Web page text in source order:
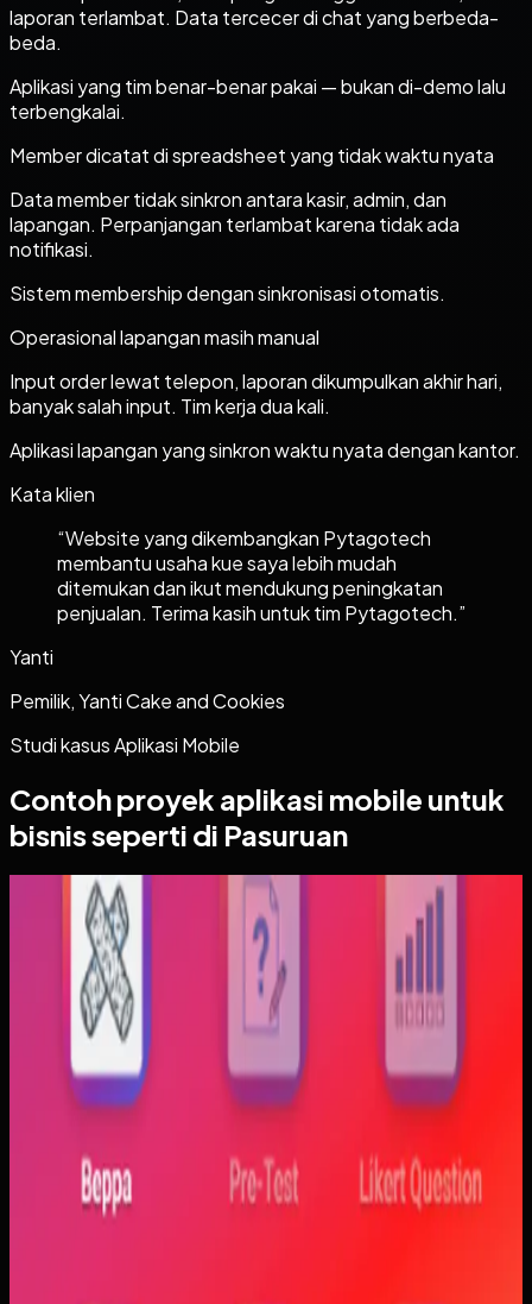
laporan terlambat. Data tercecer di chat yang berbeda-
beda.
Aplikasi yang tim benar-benar pakai — bukan di-demo lalu
terbengkalai.
Member dicatat di spreadsheet yang tidak waktu nyata
Data member tidak sinkron antara kasir, admin, dan
lapangan. Perpanjangan terlambat karena tidak ada
notifikasi.
Sistem membership dengan sinkronisasi otomatis.
Operasional lapangan masih manual
Input order lewat telepon, laporan dikumpulkan akhir hari,
banyak salah input. Tim kerja dua kali.
Aplikasi lapangan yang sinkron waktu nyata dengan kantor.
Kata klien
“Website yang dikembangkan Pytagotech
membantu usaha kue saya lebih mudah
ditemukan dan ikut mendukung peningkatan
penjualan. Terima kasih untuk tim Pytagotech.”
Yanti
Pemilik, Yanti Cake and Cookies
Studi kasusAplikasi Mobile
Contoh proyek aplikasi mobile untuk
bisnis seperti di Pasuruan
Aplikasi Mobile
Trajectfika
Trajectfika
Sebelumnya
Mahasiswa sering kesulitan menghubungkan persamaan
matematis dengan perilaku fisik yang sebenarnya,
konsisten. Materi yang hanya tampil statis juga membuat
konsep perubahan fase dan perilaku sistem sulit
dibayangkan.